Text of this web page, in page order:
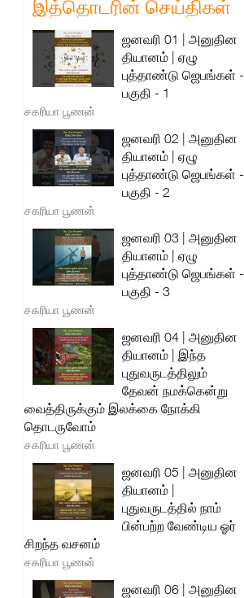
இத்தொடரின் செய்திகள்
ஜனவரி 01 | அனுதின
தியானம் | ஏழு
புத்தாண்டு ஜெபங்கள் -
பகுதி - 1
சகரியா பூணன்
ஜனவரி 02 | அனுதின
தியானம் | ஏழு
புத்தாண்டு ஜெபங்கள் -
பகுதி - 2
சகரியா பூணன்
ஜனவரி 03 | அனுதின
தியானம் | ஏழு
புத்தாண்டு ஜெபங்கள் -
பகுதி - 3
சகரியா பூணன்
ஜனவரி 04 | அனுதின
தியானம் | இந்த
புதுவருடத்திலும்
தேவன் நமக்கென்று
வைத்திருக்கும் இலக்கை நோக்கி
தொடருவோம்
சகரியா பூணன்
ஜனவரி 05 | அனுதின
தியானம் |
புதுவருடத்தில் நாம்
பின்பற்ற வேண்டிய ஓர்
சிறந்த வசனம்
சகரியா பூணன்
ஜனவரி 06 | அனுதின